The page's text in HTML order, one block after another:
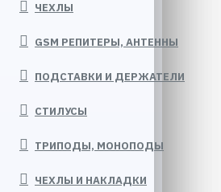
ЧЕХЛЫ
GSM РЕПИТЕРЫ, АНТЕННЫ
ПОДСТАВКИ И ДЕРЖАТЕЛИ
СТИЛУСЫ
ТРИПОДЫ, МОНОПОДЫ
ЧЕХЛЫ И НАКЛАДКИ